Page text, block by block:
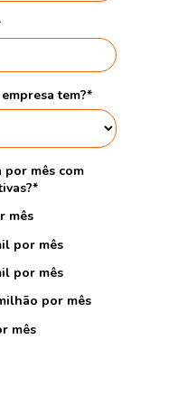
tem?*
por mês com
*
mês
por mês
por mês
por mês
mês